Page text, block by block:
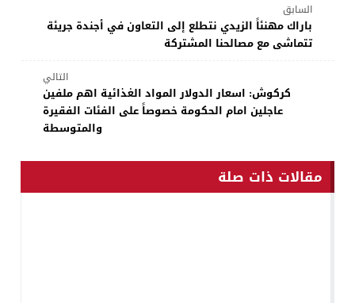
السابق
باراك مهنئاً الزيدي نتطلع إلى التعاون في أجندة جريئة
تتماشى مع مصالحنا المشتركة
التالي
كركوش: اسعار الدولار المواد الغذائية اهم ملفين
عاجلين امام الحكومة خصوصاً على الفئات الفقيرة
والمتوسطة
مقالات ذات صلة